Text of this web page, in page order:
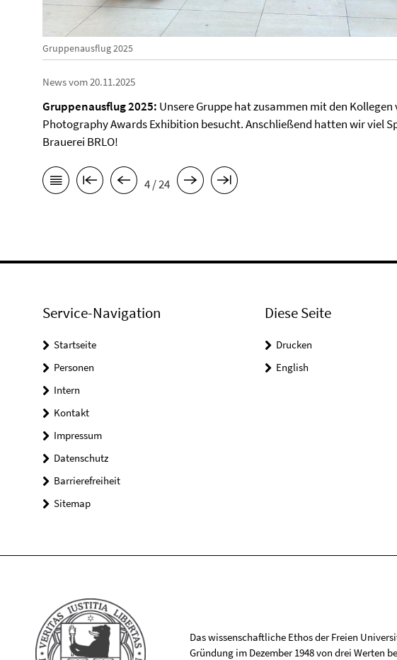
Gruppenausflug 2025
News vom 20.11.2025
Gruppenausflug 2025: Unsere Gruppe hat zusammen mit den Kollegen
Photography Awards Exhibition besucht. Anschließend hatten wir viel
Brauerei BRLO!
4 / 24
Service-Navigation
Startseite
Personen
Intern
Kontakt
Impressum
Datenschutz
Barrierefreiheit
Sitemap
Diese Seite
Drucken
English
Das wissenschaftliche Ethos der Freien
Gründung im Dezember 1948 von drei Werten